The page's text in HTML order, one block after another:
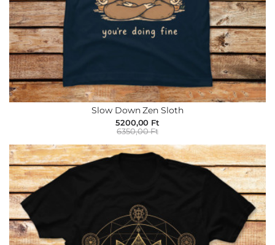
Slow Down Zen Sloth
5200,00 Ft
6350,00 Ft